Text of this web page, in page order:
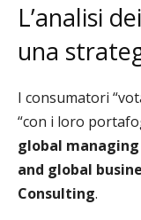
L’analisi
una
I consumatori
“con i loro
global
and global
Consulting.